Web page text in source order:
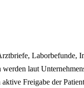
Laborbefunde,
laut
Freigabe der